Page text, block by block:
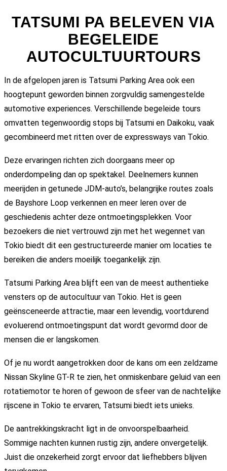
TATSUMI PA BELEVEN VIA
BEGELEIDE
AUTOCULTUURTOURS
In de afgelopen jaren is Tatsumi Parking Area ook een
hoogtepunt geworden binnen zorgvuldig samengestelde
automotive experiences. Verschillende begeleide tours
omvatten tegenwoordig stops bij Tatsumi en Daikoku, vaak
gecombineerd met ritten over de expressways van Tokio.
Deze ervaringen richten zich doorgaans meer op
onderdompeling dan op spektakel. Deelnemers kunnen
meerijden in getunede JDM-auto’s, belangrijke routes zoals
de Bayshore Loop verkennen en meer leren over de
geschiedenis achter deze ontmoetingsplekken. Voor
bezoekers die niet vertrouwd zijn met het wegennet van
Tokio biedt dit een gestructureerde manier om locaties te
bereiken die anders moeilijk toegankelijk zijn.
Tatsumi Parking Area blijft een van de meest authentieke
vensters op de autocultuur van Tokio. Het is geen
geënsceneerde attractie, maar een levendig, voortdurend
evoluerend ontmoetingspunt dat wordt gevormd door de
mensen die er langskomen.
Of je nu wordt aangetrokken door de kans om een zeldzame
Nissan Skyline GT-R te zien, het onmiskenbare geluid van een
rotatiemotor te horen of gewoon de sfeer van de nachtelijke
rijscene in Tokio te ervaren, Tatsumi biedt iets unieks.
De aantrekkingskracht ligt in de onvoorspelbaarheid.
Sommige nachten kunnen rustig zijn, andere onvergetelijk.
Juist die onzekerheid zorgt ervoor dat liefhebbers blijven